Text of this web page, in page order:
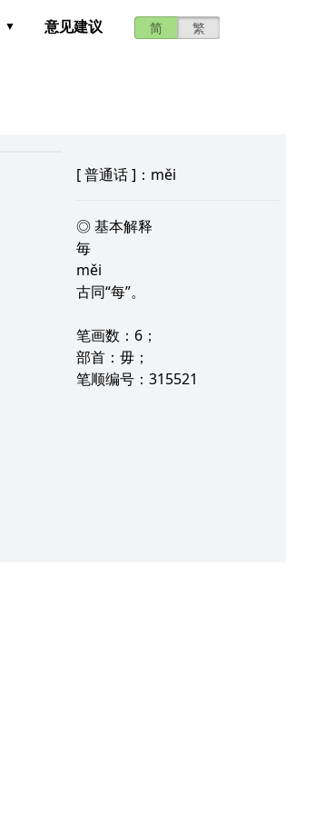
简 繁
意见建议
[普通话]：měi
◎ 基本解释
毎
měi
古同“每”。
笔画数：6；
部首：毋；
笔顺编号：315521